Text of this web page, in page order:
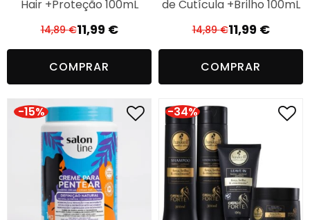
Hair +Proteção 100mL
14,89€O
preço
original
era:
14,89 €.
11,99 €
O
preço
atual
é:
11,99 €.
COMPRAR
de Cutícula +Brilho 100mL
14,89€O
preço
original
era:
11,99 €
O
preço
atual
é:
COMPRAR
-15% -34%